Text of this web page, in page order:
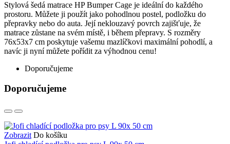
Stylová šedá matrace HP Bumper Cage je ideální do každého
prostoru. Můžete ji použít jako pohodlnou postel, podložku do
přepravky nebo do auta. Její neklouzavý povrch zajišťuje, že
matrace zůstane na svém místě, i během přepravy. S rozměry
76x53x7 cm poskytuje vašemu mazlíčkovi maximální pohodlí, a
navíc ji nyní můžete pořídit za výhodnou cenu!
Doporučujeme
Doporučujeme
Zobrazit Do košíku